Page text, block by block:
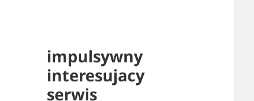
impulsywny
interesujacy
serwis